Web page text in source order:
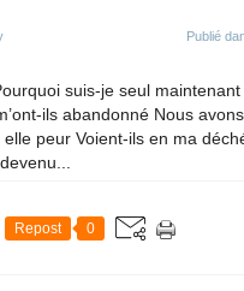
Publié
suis-je seul
ils abandonné Nous
peur Voient-ils en ma
Repost 0